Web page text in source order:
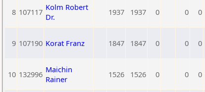
8 107117 Kolm Robert
Dr.
1937 1937 0 0 0
9 107190 Korat Franz 1847 1847 0 0 0
10 132996 Maichin
Rainer
1526 1526 0 0 0